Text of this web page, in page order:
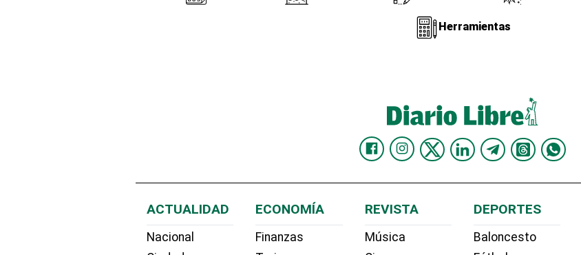
Herramientas
ACTUALIDAD
Nacional
ECONOMÍA
Finanzas
REVISTA
Música
DEPORTES
Baloncesto